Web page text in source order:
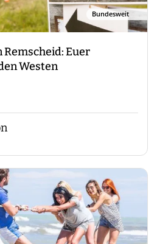
Bundesweit
Remscheid: Euer
Westen